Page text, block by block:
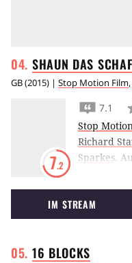
SHAUN DAS
GB(2015) | Stop Motion Film,
7.2
7.1
Stop
Richard
Sparkes.
seiner
großen
IM STREAM
16 BLOCKS